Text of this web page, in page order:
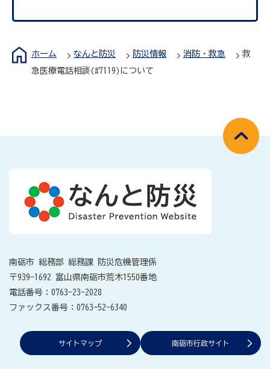
ホーム なんと防災 防災情報 消防・救急
救
急医療電話相談(#7119)について
南砺市 総務部 総務課 防災危機管理係
〒939-1692 富山県南砺市荒木1550番地
電話番号：0763-23-2028
ファックス番号：0763-52-6340
サイトマップ 南砺市行政サイト